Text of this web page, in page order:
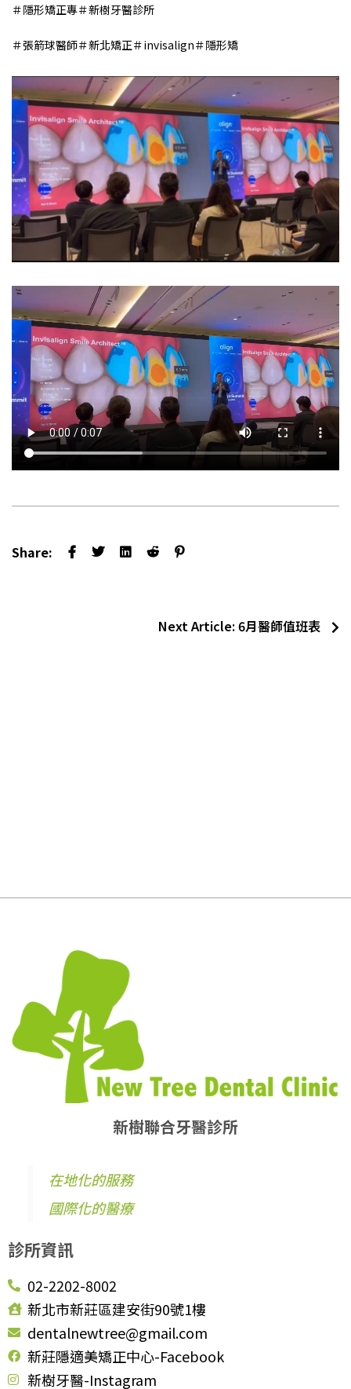
＃隱形矯正專＃新樹牙醫診所
＃張箭球醫師＃新北矯正＃invisalign＃隱形矯
Share:
Next Article:6月醫師值班表
新樹聯合牙醫診所
在地化的服務
國際化的醫療
診所資訊
02-2202-8002
新北市新莊區建安街90號1樓
dentalnewtree@gmail.com
新莊隱適美矯正中心-Facebook
新樹牙醫-Instagram